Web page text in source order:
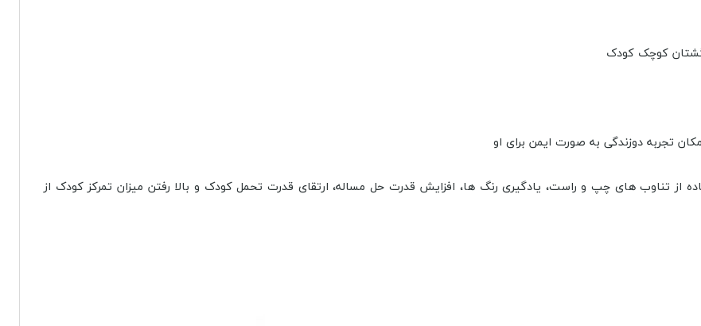
کوچک کودک
تجربه دوزندگی به صورت ایمن برای او
از تناوب های چپ و راست، یادگیری رنگ ها، افزایش قدرت حل مساله، ارتقای قدرت تحمل کودک و بالا رفتن میزان تمرکز کودک از